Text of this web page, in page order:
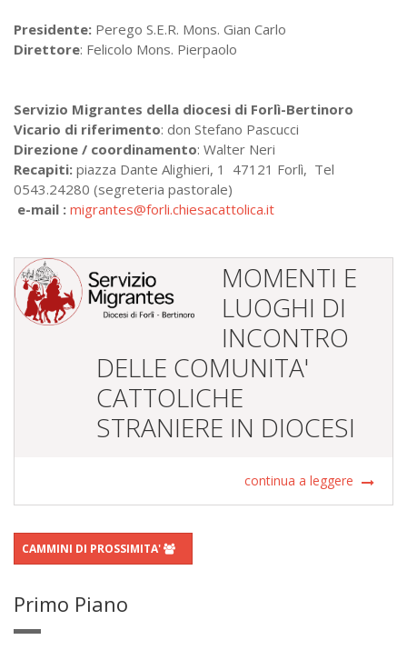
Presidente: Perego S.E.R. Mons. Gian Carlo
Direttore: Felicolo Mons. Pierpaolo
Servizio Migrantes della diocesi di Forlì-Bertinoro
Vicario di riferimento: don Stefano Pascucci
Direzione / coordinamento: Walter Neri
Recapiti: piazza Dante Alighieri, 1 47121 Forlì, Tel
0543.24280 (segreteria pastorale)
e-mail : migrantes@forli.chiesacattolica.it
MOMENTI E
LUOGHI DI
INCONTRO
DELLE COMUNITA'
CATTOLICHE
STRANIERE IN DIOCESI
continua a leggere
CAMMINI DI PROSSIMITA'
Primo Piano